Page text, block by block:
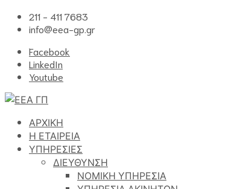
211 - 411 7683
info@eea-gp.gr
Facebook
LinkedIn
Youtube
ΑΡΧΙΚΗ
Η ΕΤΑΙΡΕΙΑ
ΥΠΗΡΕΣΙΕΣ
ΔΙΕΥΘΥΝΣΗ
ΝΟΜΙΚΗ ΥΠΗΡΕΣΙΑ